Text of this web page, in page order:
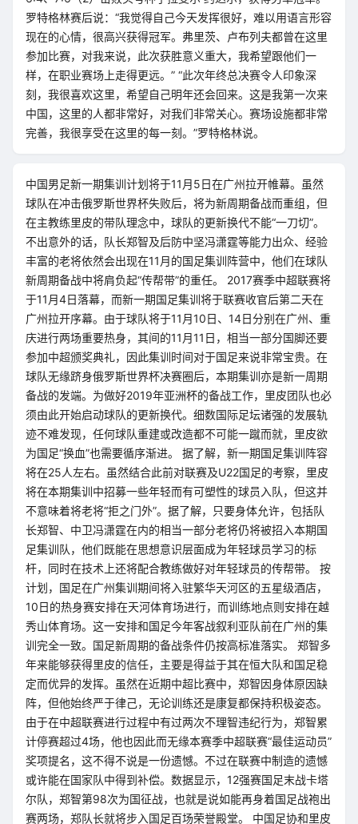
罗特格林赛后说：“我觉得自己今天发挥很好，难以用语言形容
现在的心情，很高兴获得冠军。弗里茨、卢布列夫都曾在这里
参加比赛，对我来说，此次获胜意义重大，我希望跟他们一
样，在职业赛场上走得更远。” “此次年终总决赛令人印象深
刻，我很喜欢这里，希望自己明年还会回来。这是我第一次来
中国，这里的人都非常好，对我们非常关心。赛场设施都非常
完善，我很享受在这里的每一刻。”罗特格林说。
中国男足新一期集训计划将于11月5日在广州拉开帷幕。虽然
球队在冲击俄罗斯世界杯失败后，将为新周期备战而重组，但
在主教练里皮的带队理念中，球队的更新换代不能“一刀切”。
不出意外的话，队长郑智及后防中坚冯潇霆等能力出众、经验
丰富的老将依然会出现在11月的国足集训阵营中，他们在球队
新周期备战中将肩负起“传帮带”的重任。 2017赛季中超联赛将
于11月4日落幕，而新一期国足集训将于联赛收官后第二天在
广州拉开序幕。由于球队将于11月10日、14日分别在广州、重
庆进行两场重要热身，其间的11月11日，相当一部分国脚还要
参加中超颁奖典礼，因此集训时间对于国足来说非常宝贵。在
球队无缘跻身俄罗斯世界杯决赛圈后，本期集训亦是新一周期
备战的发端。为做好2019年亚洲杯的备战工作，里皮团队也必
须由此开始启动球队的更新换代。细数国际足坛诸强的发展轨
迹不难发现，任何球队重建或改造都不可能一蹴而就，里皮欲
为国足“换血”也需要循序渐进。 据了解，新一期国足集训阵容
将在25人左右。虽然结合此前对联赛及U22国足的考察，里皮
将在本期集训中招募一些年轻而有可塑性的球员入队，但这并
不意味着将老将“拒之门外”。据了解，只要身体允许，包括队
长郑智、中卫冯潇霆在内的相当一部分老将仍将被招入本期国
足集训队，他们既能在思想意识层面成为年轻球员学习的标
杆，同时在技术上还将配合教练做好对年轻球员的传帮带。 按
计划，国足在广州集训期间将入驻繁华天河区的五星级酒店，
10日的热身赛安排在天河体育场进行，而训练地点则安排在越
秀山体育场。这一安排和国足今年客战叙利亚队前在广州的集
训完全一致。国足新周期的备战条件仍按高标准落实。 郑智多
年来能够获得里皮的信任，主要是得益于其在恒大队和国足稳
定而优异的发挥。虽然在近期中超比赛中，郑智因身体原因缺
阵，但他始终严于律己，无论训练还是康复都保持积极姿态。
由于在中超联赛进行过程中有过两次不理智违纪行为，郑智累
计停赛超过4场，他也因此而无缘本赛季中超联赛“最佳运动员”
奖项提名，这不得不说是一份遗憾。不过在联赛中制造的遗憾
或许能在国家队中得到补偿。数据显示，12强赛国足末战卡塔
尔队，郑智第98次为国征战，也就是说如能再身着国足战袍出
赛两场，郑队长就将步入国足百场荣誉殿堂。 中国足协和里皮